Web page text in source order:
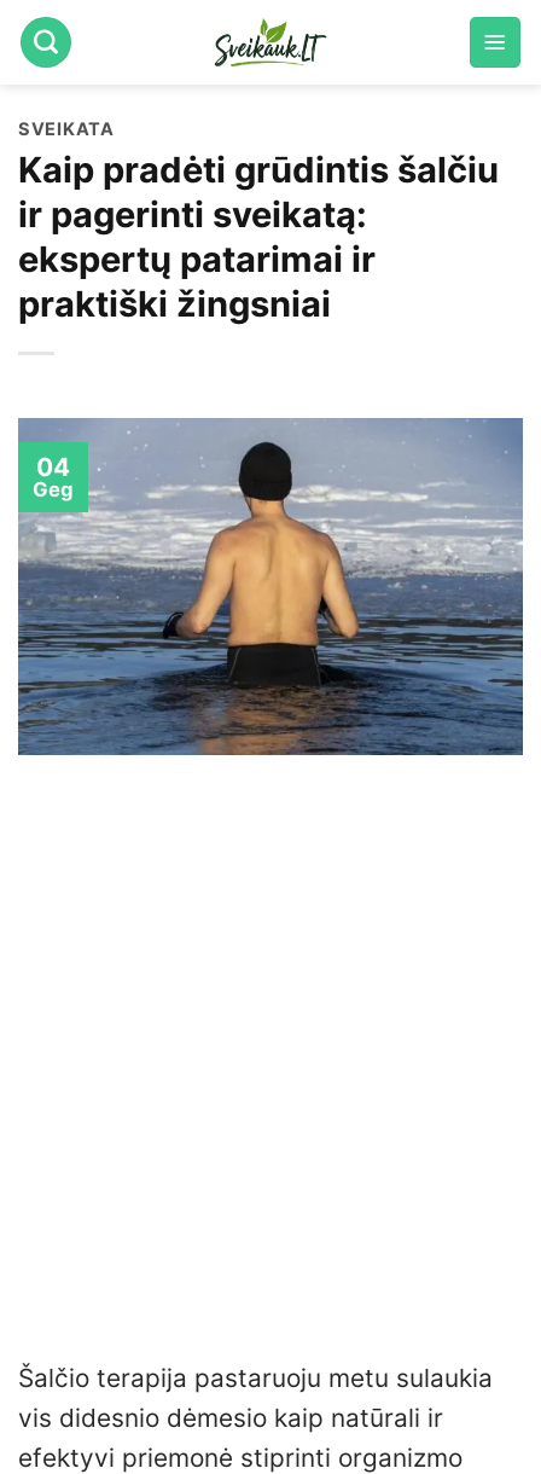
Skip
to
SVEIKATA
Kaip pradėti grūdintis šalčiu
ir pagerinti sveikatą:
ekspertų patarimai ir
praktiški žingsniai
04
Geg
Šalčio terapija pastaruoju metu sulaukia
vis didesnio dėmesio kaip natūrali ir
efektyvi priemonė stiprinti organizmo